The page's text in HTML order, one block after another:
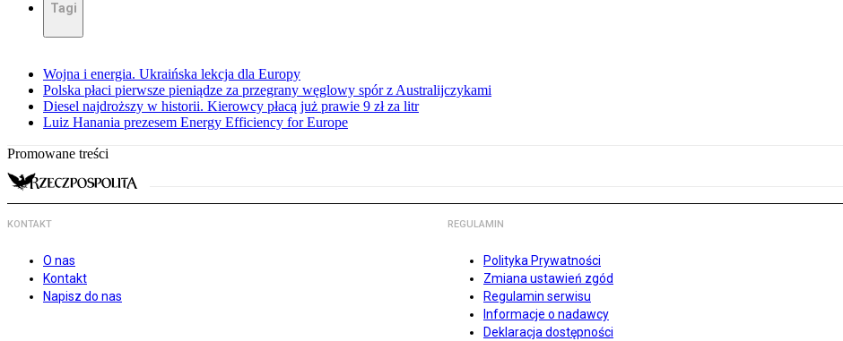
Tagi
Wojna i energia. Ukraińska lekcja dla Europy
Polska płaci pierwsze pieniądze za przegrany węglowy spór z Australijczykami
Diesel najdroższy w historii. Kierowcy płacą już prawie 9 zł za litr
Luiz Hanania prezesem Energy Efficiency for Europe
Promowane treści
KONTAKT
O nas
Kontakt
Napisz do nas
REGULAMIN
Polityka Prywatności
Zmiana ustawień zgód
Regulamin serwisu
Informacje o nadawcy
Deklaracja dostępności